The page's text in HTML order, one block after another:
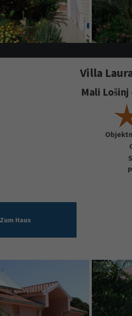
Villa
Mali
Zum Haus